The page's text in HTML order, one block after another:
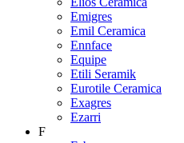
Emigres
Emil Ceramica
Ennface
Equipe
Etili Seramik
Eurotile Ceramica
Exagres
Ezarri
F